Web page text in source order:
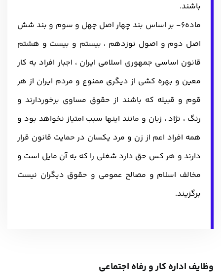
باشند.
ماده6- بر اساس بند چهار اصل چهل و سوم و بند شش
اصل دوم و اصول نوزدهم ، بیستم و بیست و هشتم
قانون اساسی جمهوری اسلامی ایران ، اجبار افراد به کار
معین و بهره کشی از دیگری ممنوع و مردم ایران از هر
قوم و قبیله که باشند از حقوق مساوی برخوردارند و
رنگ ، نژاد ، زبان و مانند اینها سبب امتیاز نخواهد بود و
همه افراد اعم از زن و مرد یکسان در حمایت قانون قرار
دارند و هر کس حق دارد شغلی را که به آن مایل است و
مخالف اسلام و مصالح عمومی و حقوق دیگران نیست
برگزیند.
وظایف اداره کار و رفاه اجتماعی